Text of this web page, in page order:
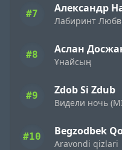
#7 Александр
Лабиринт
#8 Аслан
Ұнайсың
#9 Zdob Si Zdub
#10 Begzodbek
Aravondi qizlari